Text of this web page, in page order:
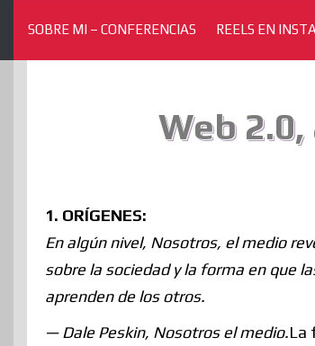
SOBRE MI – CONFERENCIAS REELS EN
Web
1. ORÍGENES:
En algún nivel, Nosotros, el medio
sobre la sociedad y la forma en que
aprenden de los otros.
— Dale Peskin, Nosotros el medio.La